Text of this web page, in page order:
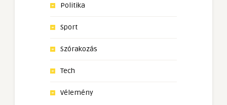
Politika
Sport
Szórakozás
Tech
Vélemény